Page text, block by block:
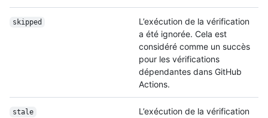
skipped
L’exécution de la vérification
a été ignorée. Cela est
considéré comme un succès
pour les vérifications
dépendantes dans GitHub
Actions.
stale
L’exécution de la vérification